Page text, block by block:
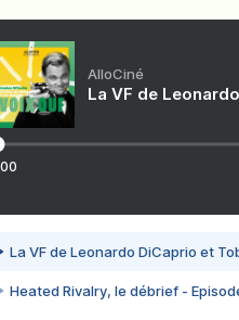
AlloCiné
La VF de
La VF de Leonardo DiCaprio et
Heated Rivalry, le débrief -